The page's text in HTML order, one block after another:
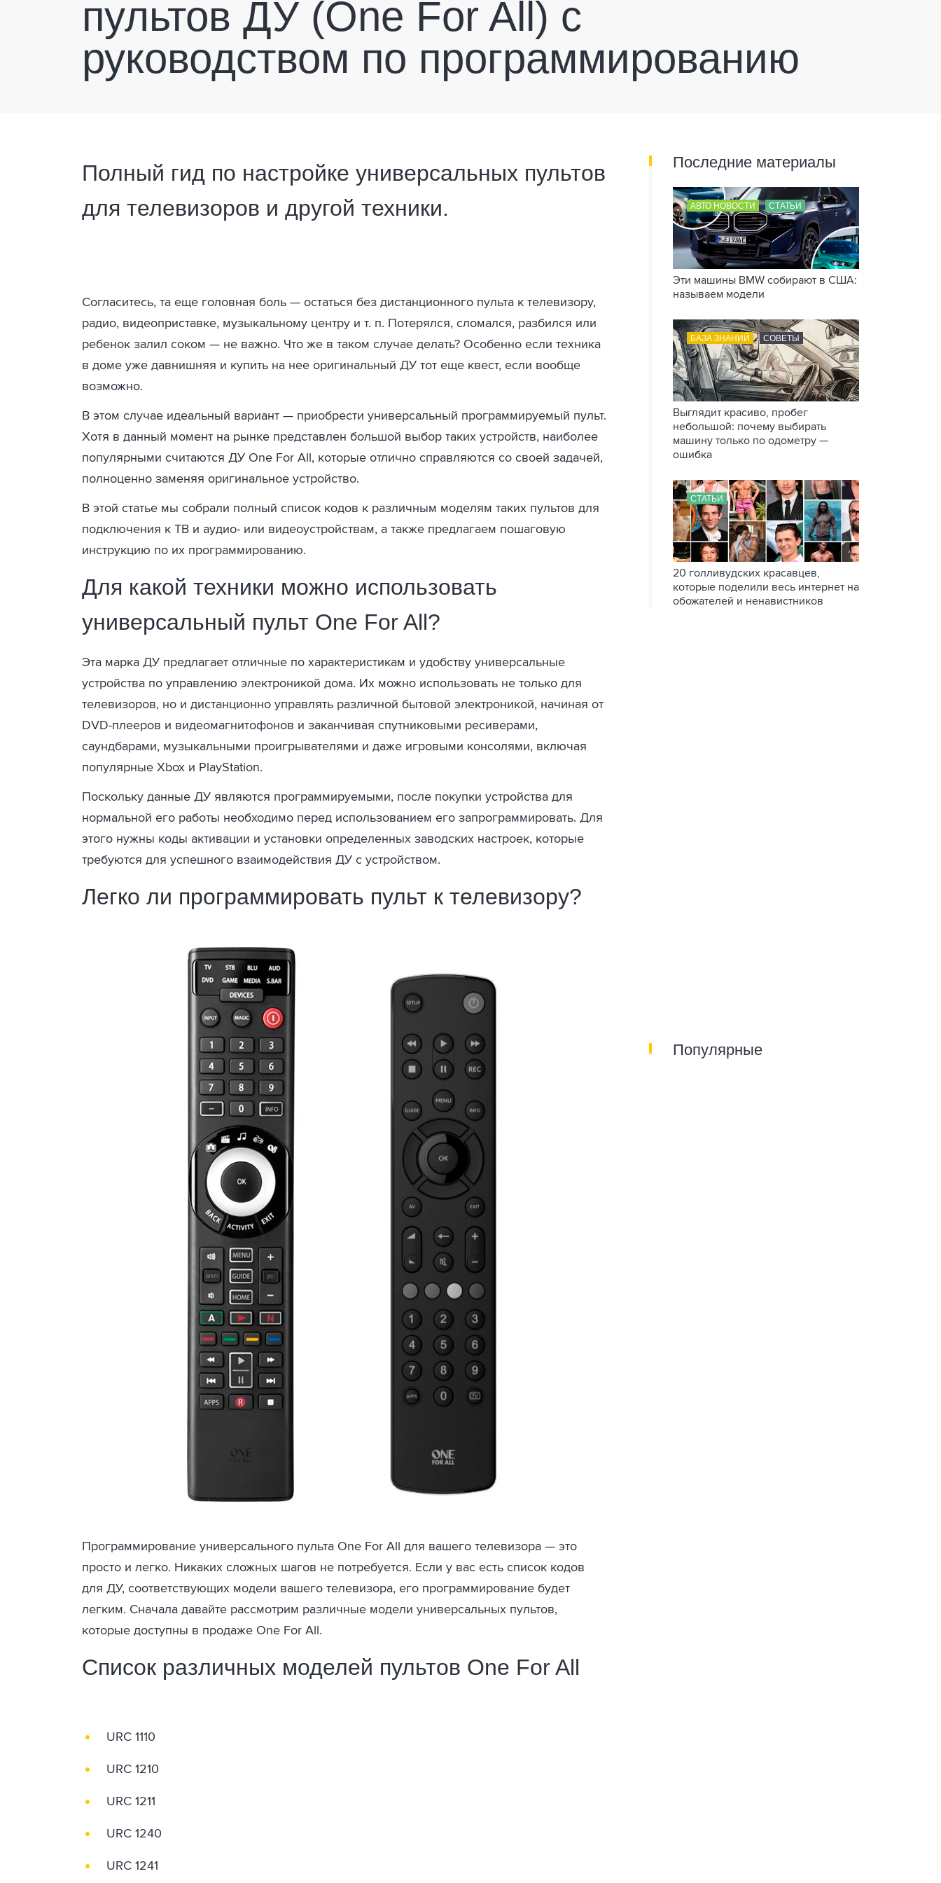
пультов ДУ (One For All) с
руководством по программированию
Полный гид по настройке универсальных пультов
для телевизоров и другой техники.
Согласитесь, та еще головная боль — остаться без дистанционного пульта к телевизору,
радио, видеоприставке, музыкальному центру и т. п. Потерялся, сломался, разбился или
ребенок залил соком — не важно. Что же в таком случае делать? Особенно если техника
в доме уже давнишняя и купить на нее оригинальный ДУ тот еще квест, если вообще
возможно.
В этом случае идеальный вариант — приобрести универсальный программируемый пульт.
Хотя в данный момент на рынке представлен большой выбор таких устройств, наиболее
популярными считаются ДУ One For All, которые отлично справляются со своей задачей,
полноценно заменяя оригинальное устройство.
В этой статье мы собрали полный список кодов к различным моделям таких пультов для
подключения к ТВ и аудио- или видеоустройствам, а также предлагаем пошаговую
инструкцию по их программированию.
Для какой техники можно использовать
универсальный пульт One For All?
Эта марка ДУ предлагает отличные по характеристикам и удобству универсальные
устройства по управлению электроникой дома. Их можно использовать не только для
телевизоров, но и дистанционно управлять различной бытовой электроникой, начиная от
DVD-плееров и видеомагнитофонов и заканчивая спутниковыми ресиверами,
саундбарами, музыкальными проигрывателями и даже игровыми консолями, включая
популярные Xbox и PlayStation.
Поскольку данные ДУ являются программируемыми, после покупки устройства для
нормальной его работы необходимо перед использованием его запрограммировать. Для
этого нужны коды активации и установки определенных заводских настроек, которые
требуются для успешного взаимодействия ДУ с устройством.
Легко ли программировать пульт к телевизору?
Программирование универсального пульта One For All для вашего телевизора — это
просто и легко. Никаких сложных шагов не потребуется. Если у вас есть список кодов
для ДУ, соответствующих модели вашего телевизора, его программирование будет
легким. Сначала давайте рассмотрим различные модели универсальных пультов,
которые доступны в продаже One For All.
Список различных моделей пультов One For All
URC 1110
URC 1210
URC 1211
URC 1240
URC 1241
Последние материалы
АВТО НОВОСТИ СТАТЬИ
Эти машины BMW собирают в США:
называем модели
БАЗА ЗНАНИЙ СОВЕТЫ
Выглядит красиво, пробег
небольшой: почему выбирать
машину только по одометру —
ошибка
СТАТЬИ
20 голливудских красавцев,
которые поделили весь интернет на
обожателей и ненавистников
Популярные